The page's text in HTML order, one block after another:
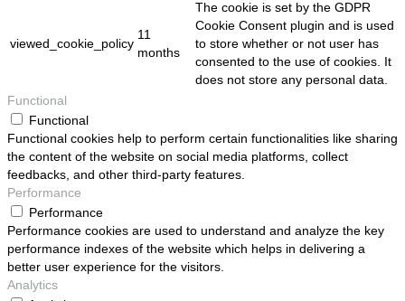
viewed_cookie_policy
11
months
The cookie is set by the GDPR
Cookie Consent plugin and is used
to store whether or not user has
consented to the use of cookies. It
does not store any personal data.
Functional
Functional
Functional cookies help to perform certain functionalities like sharing
the content of the website on social media platforms, collect
feedbacks, and other third-party features.
Performance
Performance
Performance cookies are used to understand and analyze the key
performance indexes of the website which helps in delivering a
better user experience for the visitors.
Analytics